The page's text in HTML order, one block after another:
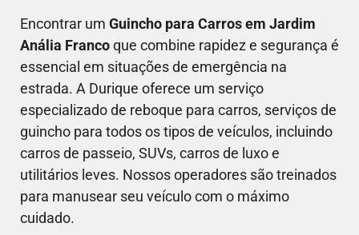
Encontrar um Guincho para Carros em Jardim
Anália Francoque combine rapidez e segurança é
essencial em situações de emergência na
estrada. A Durique oferece um serviço
especializado de reboque para carros, serviços de
guincho para todos os tipos de veículos, incluindo
carros de passeio, SUVs, carros de luxo e
utilitários leves. Nossos operadores são treinados
para manusear seu veículo com o máximo
cuidado.